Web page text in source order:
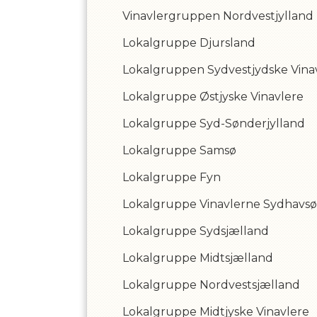
Vinavlergruppen Nordvestjylland
Lokalgruppe Djursland
Lokalgruppen Sydvestjydske
Lokalgruppe Østjyske Vinavlere
Lokalgruppe Syd-Sønderjylland
Lokalgruppe Samsø
Lokalgruppe Fyn
Lokalgruppe Vinavlerne
Lokalgruppe Sydsjælland
Lokalgruppe Midtsjælland
Lokalgruppe Nordvestsjælland
Lokalgruppe Midtjyske Vinavlere